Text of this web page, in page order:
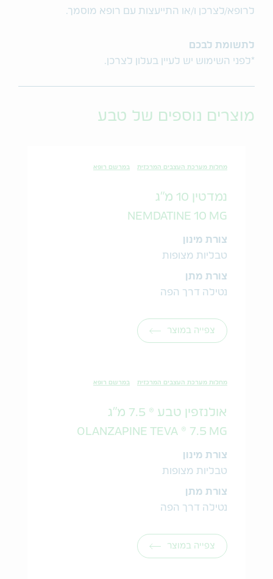
לרופא/לצרכן ו/או התייעצות עם רופא מוסמך.
לתשומת לבכם
*לפני השימוש יש לעיין בעלון לצרכן.
מוצרים נוספים של טבע
מחלות מערכת העצבים המרכזית במרשם רופא
נמדטין 10 מ"ג
NEMDATINE 10 MG
צורת מינון
טבליות מצופות
צורת מתן
נטילה דרך הפה
צפייה במוצר
מחלות מערכת העצבים המרכזית במרשם רופא
אולנזפין טבע ® 7.5 מ"ג
OLANZAPINE TEVA ® 7.5 MG
צורת מינון
טבליות מצופות
צורת מתן
נטילה דרך הפה
צפייה במוצר